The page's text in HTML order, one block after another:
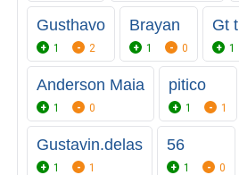
Gusthavo
1 2
Brayan
1 0
Gt
1
Anderson Maia
1 0
pitico
1 1
Gustavin.delas
1 1
56
1 0